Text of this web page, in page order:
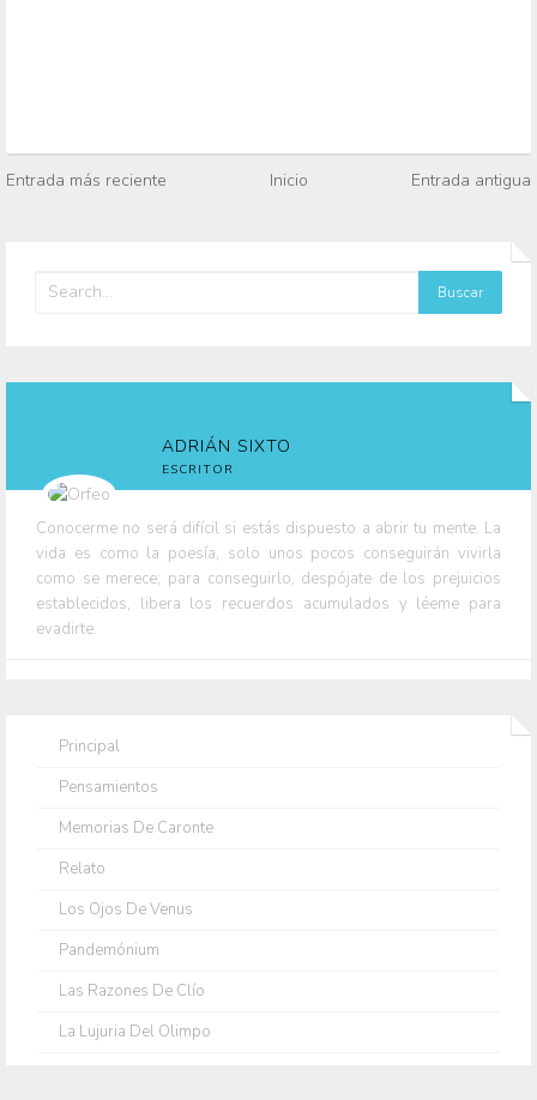
Entrada más reciente Inicio Entrada antigua
ADRIÁN SIXTO
ESCRITOR
Conocerme no será difícil si estás dispuesto a abrir tu mente. La
vida es como la poesía, solo unos pocos conseguirán vivirla
como se merece; para conseguirlo, despójate de los prejuicios
establecidos, libera los recuerdos acumulados y léeme para
evadirte.
Principal
Pensamientos
Memorias De Caronte
Relato
Los Ojos De Venus
Pandemónium
Las Razones De Clío
La Lujuria Del Olimpo